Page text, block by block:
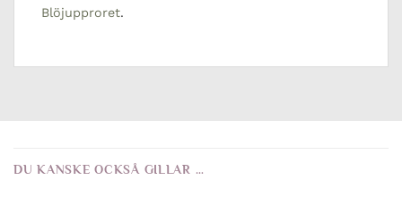
Blöjupproret.
DU KANSKE OCKSÅ GILLAR …